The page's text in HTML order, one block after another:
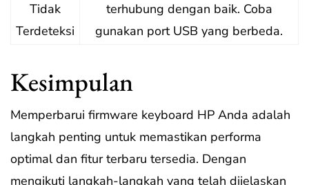
Tidak
Terdeteksi
terhubung dengan baik. Coba
gunakan port USB yang berbeda.
Kesimpulan
Memperbarui firmware keyboard HP Anda adalah
langkah penting untuk memastikan performa
optimal dan fitur terbaru tersedia. Dengan
mengikuti langkah-langkah yang telah dijelaskan